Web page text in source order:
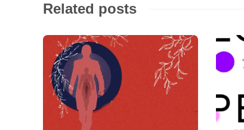
Related posts